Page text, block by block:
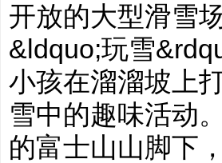
开放的大型滑雪
&ldquo;玩雪
小孩在溜溜坡上
雪中的趣味活动
的富士山山脚下